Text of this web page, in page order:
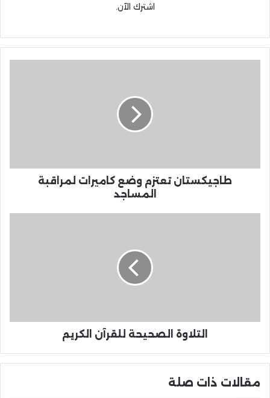
اشترك الآن.
طاجيكستان تعتزم وضع كاميرات لمراقبة
المساجد
التلاوة الصحيحة للقرآن الكريم
مقالات ذات صلة